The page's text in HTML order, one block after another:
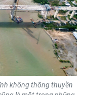
không thông thuyền